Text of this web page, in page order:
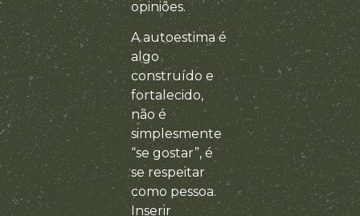
opiniões.
A autoestima é
algo
construído e
fortalecido,
não é
simplesmente
“se gostar”, é
se respeitar
como pessoa.
Inserir